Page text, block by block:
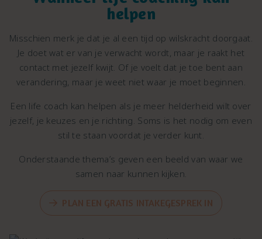
helpen
Misschien merk je dat je al een tijd op wilskracht doorgaat.
Je doet wat er van je verwacht wordt, maar je raakt het
contact met jezelf kwijt. Of je voelt dat je toe bent aan
verandering, maar je weet niet waar je moet beginnen.
Een life coach kan helpen als je meer helderheid wilt over
jezelf, je keuzes en je richting. Soms is het nodig om even
stil te staan voordat je verder kunt.
Onderstaande thema’s geven een beeld van waar we
samen naar kunnen kijken.
PLAN EEN GRATIS INTAKEGESPREK IN